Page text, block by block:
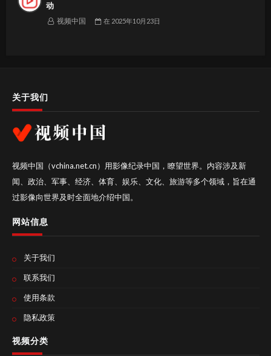
动
视频中国 在 2025年10月23日
关于我们
视频中国（vchina.net.cn）用影像纪录中国，瞭望世界。内容涉及新
闻、政治、军事、经济、体育、娱乐、文化、旅游等多个领域，旨在通
过影像向世界及时全面地介绍中国。
网站信息
关于我们
联系我们
使用条款
隐私政策
视频分类